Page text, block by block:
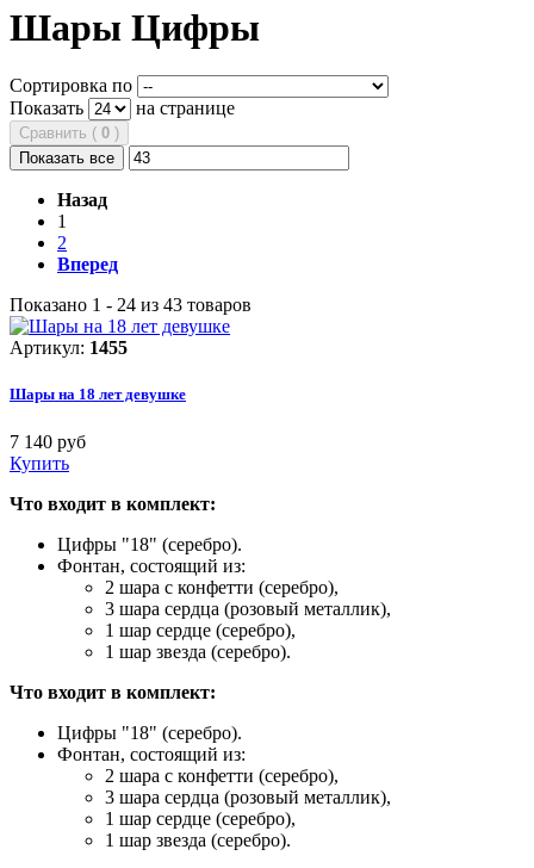
Шары Цифры
Сортировка по
Показать
на странице
Сравнить ( 0 )
Показать все
Назад
1
2
Вперед
Показано 1 - 24 из 43 товаров
Артикул: 1455
Шары на 18 лет девушке
7 140 руб
Купить
Что входит в комплект:
Цифры "18" (серебро).
Фонтан, состоящий из:
2 шара с конфетти (серебро),
3 шара сердца (розовый металлик),
1 шар сердце (серебро),
1 шар звезда (серебро).
Что входит в комплект:
Цифры "18" (серебро).
Фонтан, состоящий из:
2 шара с конфетти (серебро),
3 шара сердца (розовый металлик),
1 шар сердце (серебро),
1 шар звезда (серебро).